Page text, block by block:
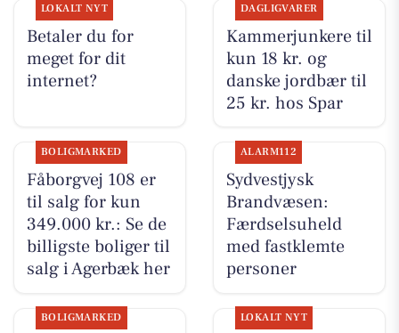
LOKALT NYT
Betaler du for
meget for dit
internet?
DAGLIGVARER
Kammerjunkere til
kun 18 kr. og
danske jordbær til
25 kr. hos Spar
BOLIGMARKED
Fåborgvej 108 er
til salg for kun
349.000 kr.: Se de
billigste boliger til
salg i Agerbæk her
ALARM112
Sydvestjysk
Brandvæsen:
Færdselsuheld
med fastklemte
personer
BOLIGMARKED LOKALT NYT